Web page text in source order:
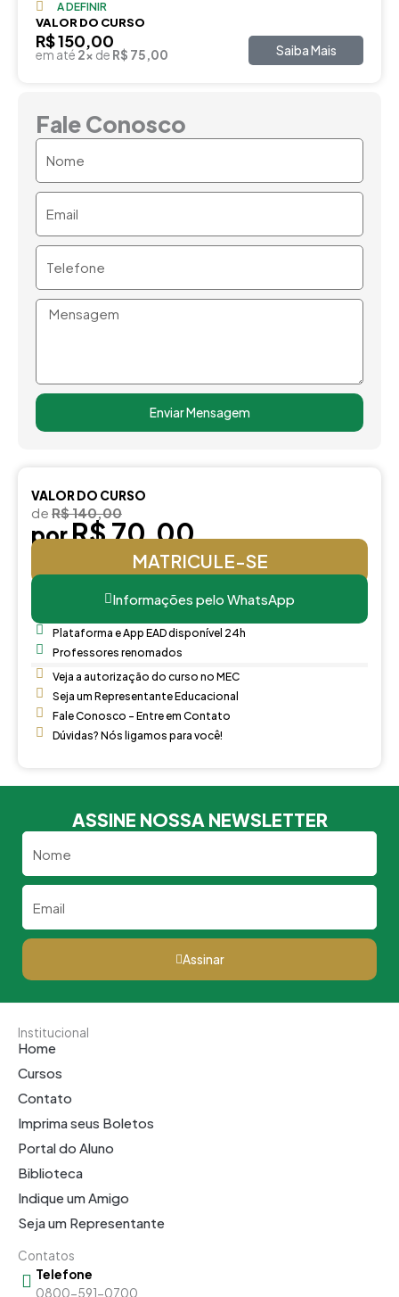
A DEFINIR
VALOR DO CURSO
R$ 150,00
em até 2x de R$ 75,00 Saiba Mais
Fale Conosco
Mensagem
Enviar Mensagem
VALOR DO CURSO
de R$ 140,00
porR$ 70,00
MATRICULE-SE
Informações pelo WhatsApp
Plataforma e App EAD disponível 24h
Professores renomados
Veja a autorização do curso no MEC
Seja um Representante Educacional
Fale Conosco - Entre em Contato
Dúvidas? Nós ligamos para você!
ASSINE NOSSA NEWSLETTER
Assinar
Institucional
Home
Cursos
Contato
Imprima seus Boletos
Portal do Aluno
Biblioteca
Indique um Amigo
Seja um Representante
Contatos
Telefone
0800-591-0700